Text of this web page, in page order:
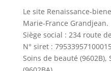
Le site Renaissance-
Marie-France Grandjean.
Siège social : 234 route
N° siret :
Soins de beauté